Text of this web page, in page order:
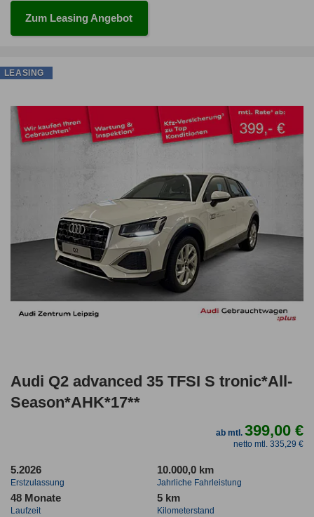
Zum Leasing Angebot
Audi Q2 advanced 35 TFSI S tronic*All-
Season*AHK*17**
ab mtl.399,00 €
netto mtl. 335,29 €
5.2026
Erstzulassung
10.000,0 km
Jahrliche Fahrleistung
48 Monate
Laufzeit
5 km
Kilometerstand
LEASING